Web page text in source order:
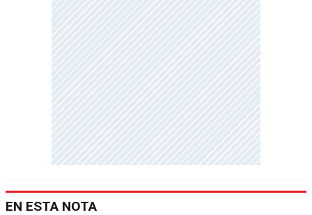
EN ESTA NOTA